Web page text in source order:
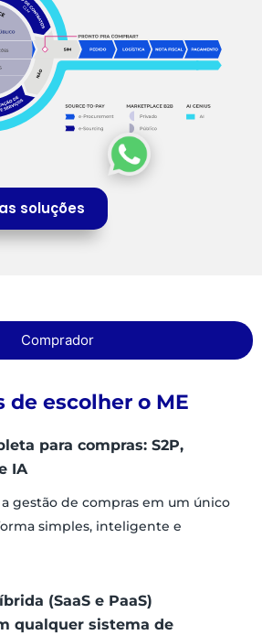
soluções
Comprador
de escolher o ME
para compras: S2P,
IA
gestão de compras em um único
simples, inteligente e
(SaaS e PaaS)
qualquer sistema de